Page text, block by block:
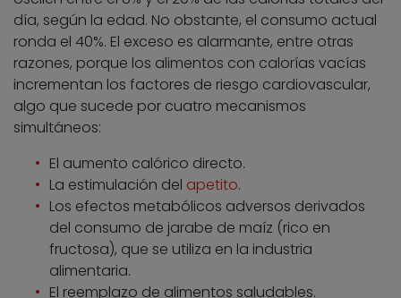
día, según la edad. No obstante, el consumo actual
ronda el 40%. El exceso es alarmante, entre otras
razones, porque los alimentos con calorías vacías
incrementan los factores de riesgo cardiovascular,
algo que sucede por cuatro mecanismos
simultáneos:
El aumento calórico directo.
La estimulación del apetito.
Los efectos metabólicos adversos derivados
del consumo de jarabe de maíz (rico en
fructosa), que se utiliza en la industria
alimentaria.
El reemplazo de alimentos saludables.